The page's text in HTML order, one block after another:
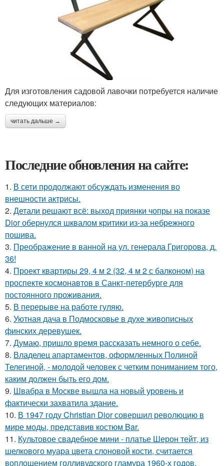
Для изготовления садовой лавочки потребуется наличие
следующих материалов:
читать дальше →
Последние обновления на сайте:
1. В сети продолжают обсуждать изменения во
внешности актрисы.
2. Детали решают всё: выход приянки чопры на показе
Dior обернулся шквалом критики из-за небрежного
пошива.
3. Преображение в ванной на ул. генерала Григорова, д.
36!
4. Проект квартиры 29, 4 м 2 (32, 4 м 2 с балконом) на
проспекте космонавтов в Санкт-петербурге для
постоянного проживания.
5. В перерыве на работе гуляю.
6. Уютная дача в Подмосковье в духе живописных
финских деревушек.
7. Думаю, пришло время рассказать немного о себе.
8. Владелец апартаментов, оформленных Полиной
Телегиной, - молодой человек с четким пониманием того,
каким должен быть его дом.
9. Швабра в Москве вышла на новый уровень и
фактически захватила здание.
10. В 1947 году Christian Dior совершил революцию в
мире моды, представив костюм Bar.
11. Культовое свадебное мини - платье Шерон тейт, из
шелкового муара цвета слоновой кости, считается
воплощением голливудского гламура 1960-х годов.